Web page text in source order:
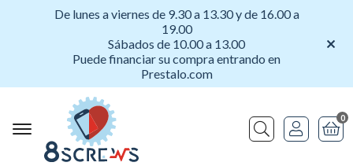
De lunes a viernes de 9.30 a 13.30 y de 16.00 a
19.00
Sábados de 10.00 a 13.00
Puede financiar su compra entrando en
Prestalo.com
Buscar
0